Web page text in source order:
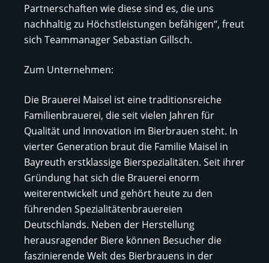
Partnerschaften wie diese sind es, die uns
nachhaltig zu Höchstleistungen befähigen“, freut
sich Teammanager Sebastian Gillsch.
Zum Unternehmen:
Die Brauerei Maisel ist eine traditionsreiche
Familienbrauerei, die seit vielen Jahren für
Qualität und Innovation im Bierbrauen steht. In
vierter Generation braut die Familie Maisel in
Bayreuth erstklassige Bierspezialitäten. Seit ihrer
Gründung hat sich die Brauerei enorm
weiterentwickelt und gehört heute zu den
führenden Spezialitätenbrauereien
Deutschlands. Neben der Herstellung
herausragender Biere können Besucher die
faszinierende Welt des Bierbrauens in der